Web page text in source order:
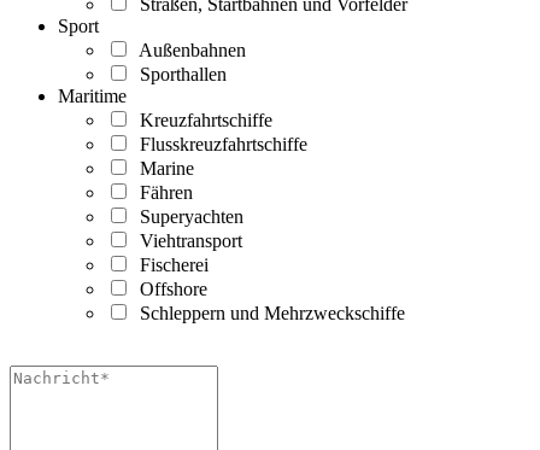
Straßen, Startbahnen und Vorfelder
Sport
Außenbahnen
Sporthallen
Maritime
Kreuzfahrtschiffe
Flusskreuzfahrtschiffe
Marine
Fähren
Superyachten
Viehtransport
Fischerei
Offshore
Schleppern und Mehrzweckschiffe